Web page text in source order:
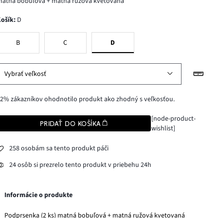
Košík: D
B C D
Vybrať veľkosť
zákazníkov ohodnotilo produkt ako zhodný s veľkosťou.
PRIDAŤ DO KOŠÍKA
[node-product-
wishlist]
258 osobám sa tento produkt páči
24 osôb si prezrelo tento produkt v priebehu 24h
Informácie o produkte
Podprsenka (2 ks) matná bobuľová + matná ružová kvetovaná